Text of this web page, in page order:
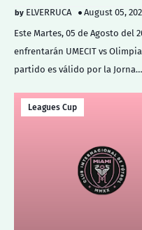
ELVERRUCA
August 05,
Este Martes, 05 de Agosto del
enfrentarán UMECIT vs
partido es válido por la Jorna…
Leagues Cup